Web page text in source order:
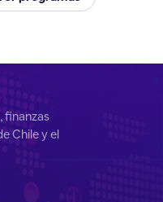
finanzas
Chile y el